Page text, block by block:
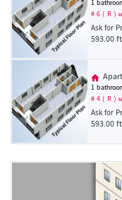
1
# 6 ( R
Ask for
593.00 ft
1
# 4 ( R
Ask for
593.00 ft